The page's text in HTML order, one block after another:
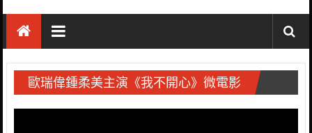
紅
人
堂
RISE
歐瑞偉鍾柔美主演《我不開心》微電影